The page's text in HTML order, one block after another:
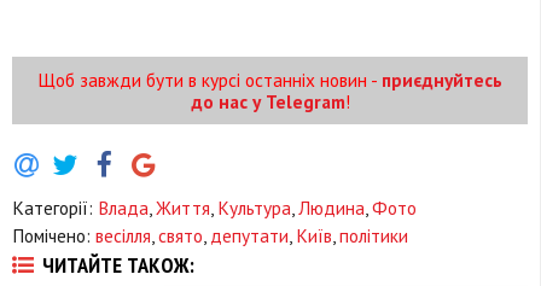
Щоб завжди бути в курсі останніх новин - приєднуйтесь
до нас у Telegram!
Категорії: Влада Життя Культура Людина Фото
Помічено: весілля свято депутати Київ політики
ЧИТАЙТЕ ТАКОЖ: